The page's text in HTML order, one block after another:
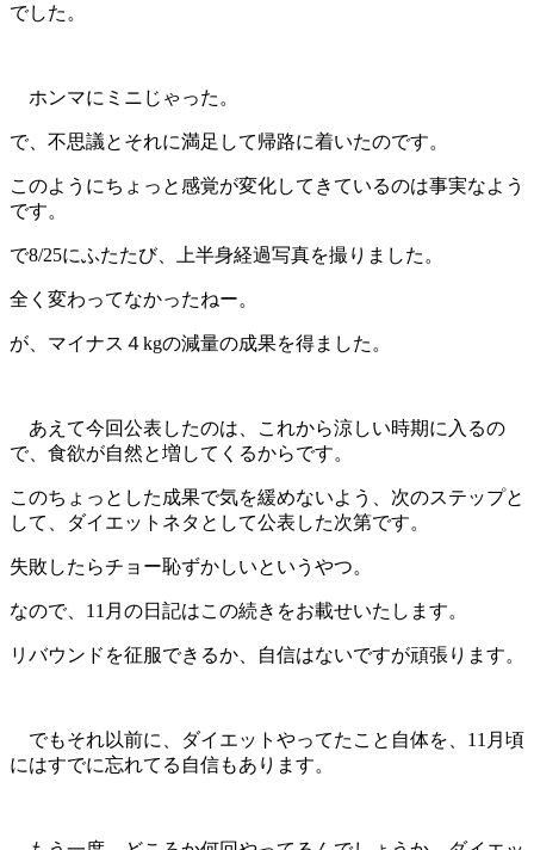
でした。
ホンマにミニじゃった。
で、不思議とそれに満足して帰路に着いたのです。
このようにちょっと感覚が変化してきているのは事実なよう
です。
で8/25にふたたび、上半身経過写真を撮りました。
全く変わってなかったねー。
が、マイナス４kgの減量の成果を得ました。
あえて今回公表したのは、これから涼しい時期に入るの
で、食欲が自然と増してくるからです。
このちょっとした成果で気を緩めないよう、次のステップと
して、ダイエットネタとして公表した次第です。
失敗したらチョー恥ずかしいというやつ。
なので、11月の日記はこの続きをお載せいたします。
リバウンドを征服できるか、自信はないですが頑張ります。
でもそれ以前に、ダイエットやってたこと自体を、11月頃
にはすでに忘れてる自信もあります。